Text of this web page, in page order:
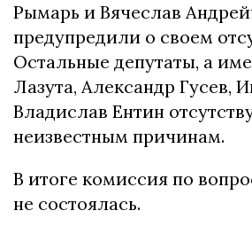
Рымарь и Вячеслав
предупредили о своем
Остальные депутаты, а
Лазута, Александр Гусев,
Владислав Ентин
неизвестным причинам.
В итоге комиссия по
не состоялась.